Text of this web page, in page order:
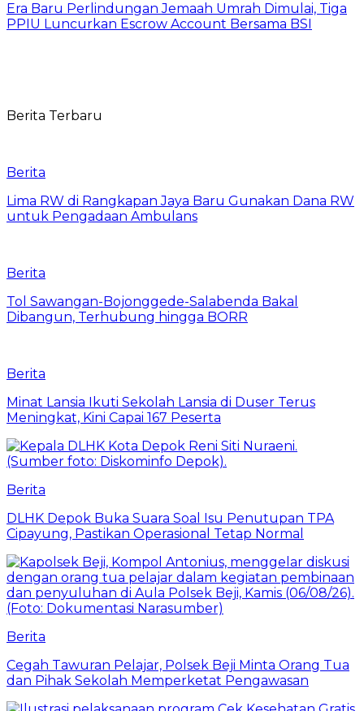
Era Baru Perlindungan Jemaah Umrah Dimulai, Tiga
PPIU Luncurkan Escrow Account Bersama BSI
Berita Terbaru
Berita
Lima RW di Rangkapan Jaya Baru Gunakan Dana RW
untuk Pengadaan Ambulans
Berita
Tol Sawangan-Bojonggede-Salabenda Bakal
Dibangun, Terhubung hingga BORR
Berita
Minat Lansia Ikuti Sekolah Lansia di Duser Terus
Meningkat, Kini Capai 167 Peserta
Berita
DLHK Depok Buka Suara Soal Isu Penutupan TPA
Cipayung, Pastikan Operasional Tetap Normal
Berita
Cegah Tawuran Pelajar, Polsek Beji Minta Orang Tua
dan Pihak Sekolah Memperketat Pengawasan